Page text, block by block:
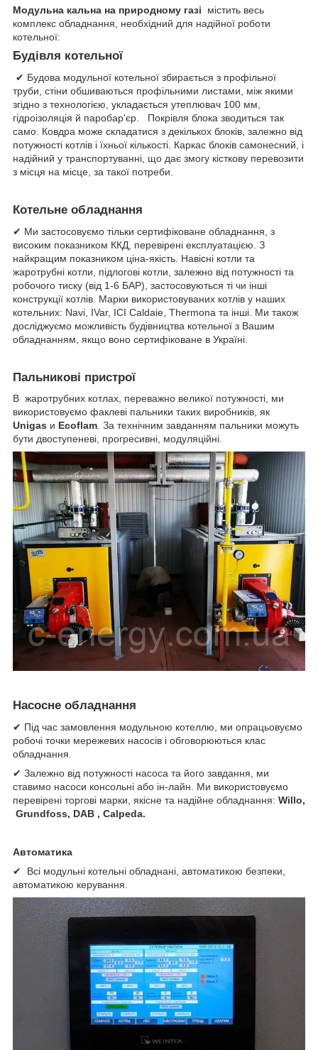
Модульна кальна на природному газі
містить весь
комплекс обладнання, необхідний для надійної роботи
котельної:
Будівля котельної
✔ Будова модульної котельної збирається з профільної
труби, стіни обшиваються профільними листами, між якими
згідно з технологією, укладається утеплювач 100 мм,
гідроізоляція й паробар'єр. Покрівля блока зводиться так
само. Ковдра може складатися з декількох блоків, залежно від
потужності котлів і їхньої кількості. Каркас блоків самонесний, і
надійний у транспортуванні, що дає змогу кісткову перевозити
з місця на місце, за такої потреби.
Котельне обладнання
✔ Ми застосовуємо тільки сертифіковане обладнання, з
високим показником ККД, перевірені експлуатацією. З
найкращим показником ціна-якість. Навісні котли та
жаротрубні котли, підлогові котли, залежно від потужності та
робочого тиску (від 1-6 БАР), застосовуються ті чи інші
конструкції котлів. Марки використовуваних котлів у наших
котельних: Navi, IVar, ICI Caldaie, Thermona та інші. Ми також
досліджуємо можливість будівництва котельної з Вашим
обладнанням, якщо воно сертифіковане в Україні.
Пальникові пристрої
В жаротрубних котлах, переважно великої потужності, ми
використовуємо факлеві пальники таких виробників, як
Unigas и Ecoflam. За технічним завданням пальники можуть
бути двоступеневі, прогресивні, модуляційні.
Насосне обладнання
✔ Під час замовлення модульною котеллю, ми опрацьовуємо
робочі точки мережевих насосів і обговорюються клас
обладнання.
✔ Залежно від потужності насоса та його завдання, ми
ставимо насоси консольні або ін-лайн. Ми використовуємо
перевірені торгові марки, якісне та надійне обладнання: Willo,
Grundfoss, DAB , Calpeda.
Автоматика
✔ Всі модульні котельні обладнані, автоматикою безпеки,
автоматикою керування.